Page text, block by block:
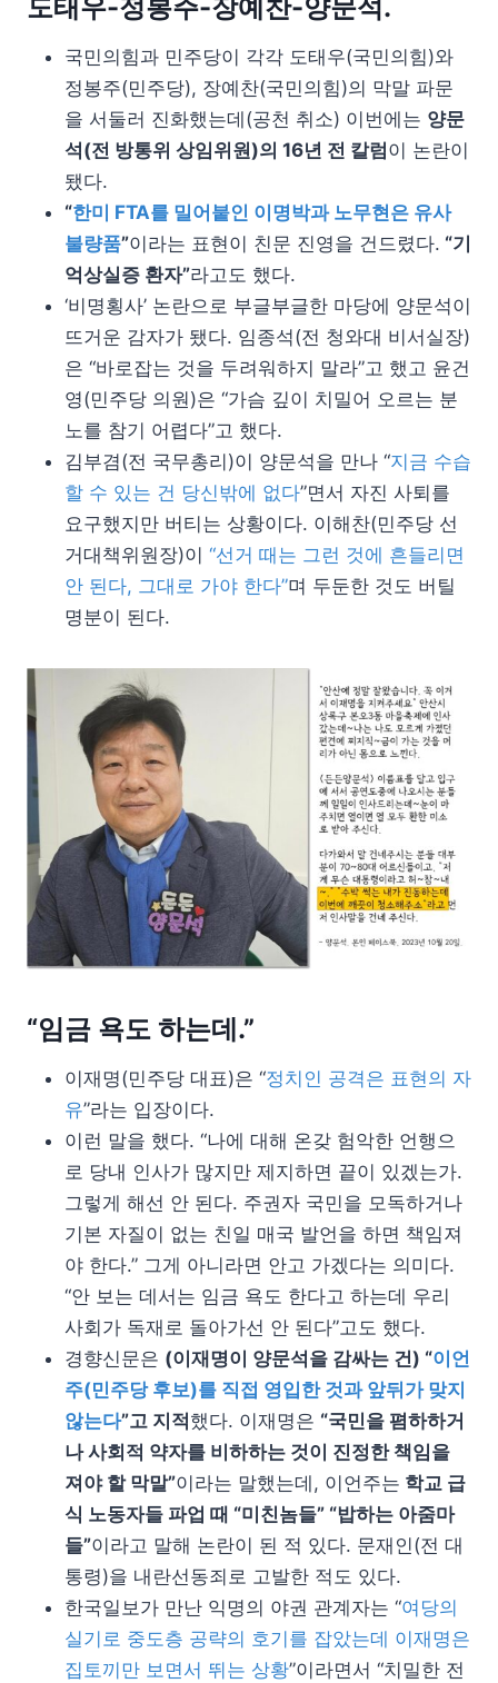
도태우-정봉주-장예찬-양문석.
국민의힘과 민주당이 각각 도태우(국민의힘)와
정봉주(민주당), 장예찬(국민의힘)의 막말 파문
을 서둘러 진화했는데(공천 취소) 이번에는 양문
석(전 방통위 상임위원)의 16년 전 칼럼이 논란이
됐다.
“한미 FTA를 밀어붙인 이명박과 노무현은 유사
불량품”이라는 표현이 친문 진영을 건드렸다. “기
억상실증 환자”라고도 했다.
‘비명횡사’ 논란으로 부글부글한 마당에 양문석이
뜨거운 감자가 됐다. 임종석(전 청와대 비서실장)
은 “바로잡는 것을 두려워하지 말라”고 했고 윤건
영(민주당 의원)은 “가슴 깊이 치밀어 오르는 분
노를 참기 어렵다”고 했다.
김부겸(전 국무총리)이 양문석을 만나 “지금 수습
할 수 있는 건 당신밖에 없다”면서 자진 사퇴를
요구했지만 버티는 상황이다. 이해찬(민주당 선
거대책위원장)이 “선거 때는 그런 것에 흔들리면
안 된다, 그대로 가야 한다”며 두둔한 것도 버틸
명분이 된다.
“임금 욕도 하는데.”
이재명(민주당 대표)은 “정치인 공격은 표현의 자
유”라는 입장이다.
이런 말을 했다. “나에 대해 온갖 험악한 언행으
로 당내 인사가 많지만 제지하면 끝이 있겠는가.
그렇게 해선 안 된다. 주권자 국민을 모독하거나
기본 자질이 없는 친일 매국 발언을 하면 책임져
야 한다.” 그게 아니라면 안고 가겠다는 의미다.
“안 보는 데서는 임금 욕도 한다고 하는데 우리
사회가 독재로 돌아가선 안 된다”고도 했다.
경향신문은 (이재명이 양문석을 감싸는 건) “이언
주(민주당 후보)를 직접 영입한 것과 앞뒤가 맞지
않는다”고 지적 했다. 이재명은 “국민을 폄하하거
나 사회적 약자를 비하하는 것이 진정한 책임을
져야 할 막말”이라는 말했는데, 이언주는 학교 급
식 노동자들 파업 때 “미친놈들” “밥하는 아줌마
들”이라고 말해 논란이 된 적 있다. 문재인(전 대
통령)을 내란선동죄로 고발한 적도 있다.
한국일보가 만난 익명의 야권 관계자는 “여당의
실기로 중도층 공략의 호기를 잡았는데 이재명은
집토끼만 보면서 뛰는 상황”이라면서 “치밀한 전